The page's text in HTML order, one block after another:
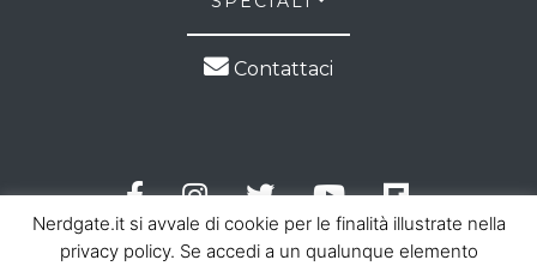
Contattaci
Nerdgate.it si avvale di cookie per le finalità illustrate nella
privacy policy. Se accedi a un qualunque elemento